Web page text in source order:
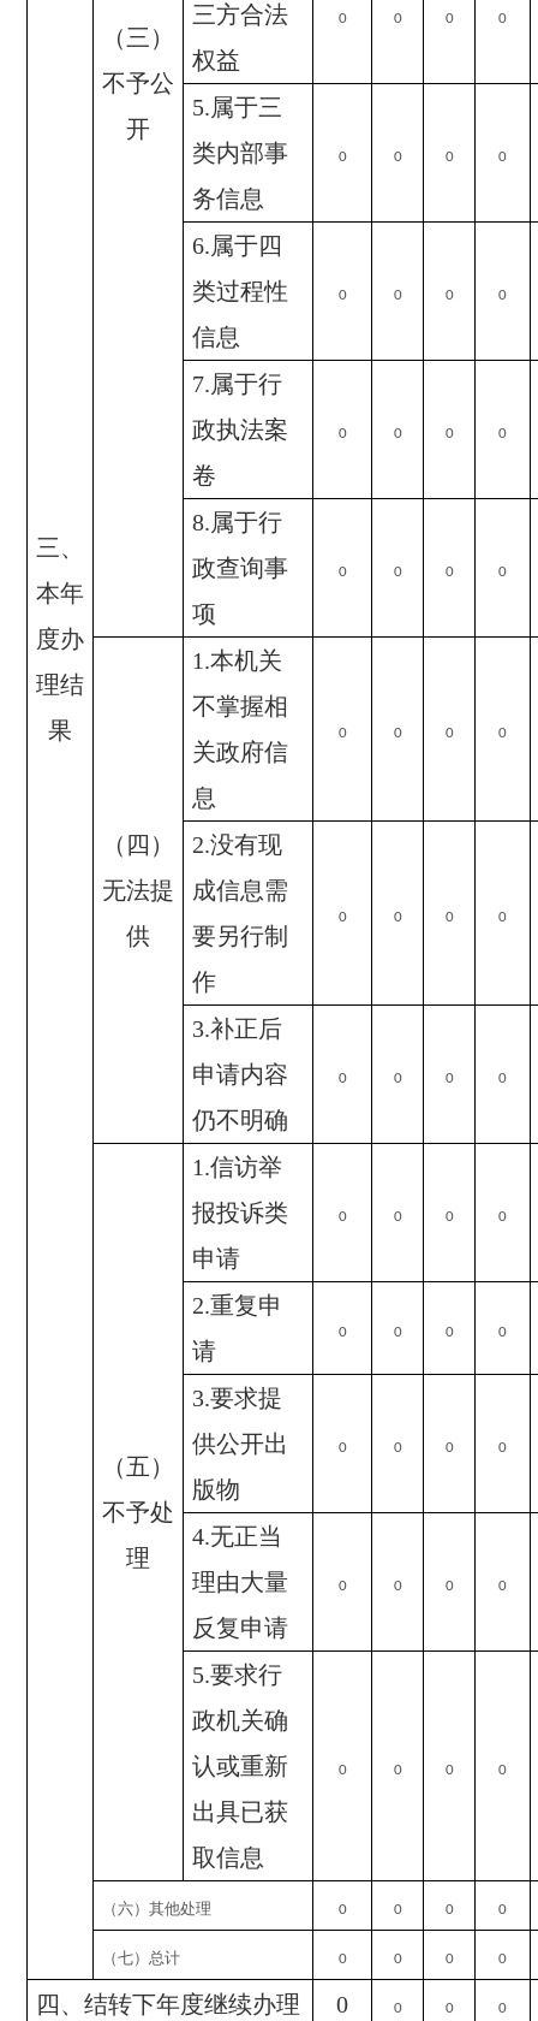
三、
本年
度办
理结
果
（三）
不予公
开
三方合法
权益
0 0 0 0
5.属于三
类内部事
务信息
0 0 0 0
6.属于四
类过程性
信息
0 0 0 0
7.属于行
政执法案
卷
0 0 0 0
8.属于行
政查询事
项
0 0 0 0
（四）
无法提
供
1.本机关
不掌握相
关政府信
息
0 0 0 0
2.没有现
成信息需
要另行制
作
0 0 0 0
3.补正后
申请内容
仍不明确
0 0 0 0
（五）
不予处
理
1.信访举
报投诉类
申请
0 0 0 0
2.重复申
请
0 0 0 0
3.要求提
供公开出
版物
0 0 0 0
4.无正当
理由大量
反复申请
0 0 0 0
5.要求行
政机关确
认或重新
出具已获
取信息
0 0 0 0
（六）其他处理 0 0 0 0
（七）总计 0 0 0 0
四、结转下年度继续办理 0 0 0 0